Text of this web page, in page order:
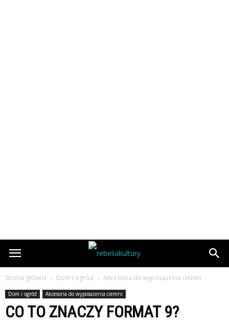
Strona główna Dom i ogród Akcesoria do wyposażenia ciemni
Dom i ogród Akcesoria do wyposażenia ciemni
CO TO ZNACZY FORMAT 9?